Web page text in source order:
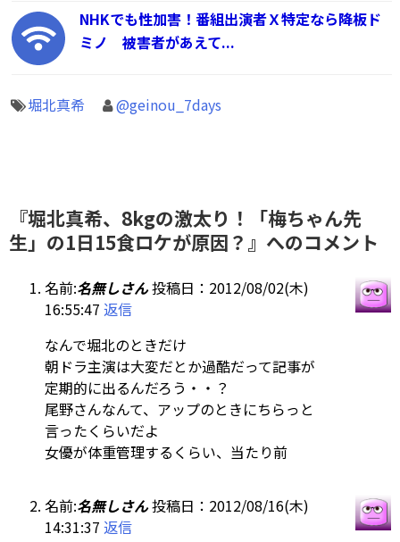
NHKでも性加害！番組出演者Ｘ特定なら降板ド
ミノ 被害者があえて...
堀北真希 @geinou_7days
『堀北真希、8kgの激太り！「梅ちゃん先
生」の1日15食ロケが原因？』へのコメント
名前:名無しさん投稿日：2012/08/02(木)
16:55:47 返信
なんで堀北のときだけ
朝ドラ主演は大変だとか過酷だって記事が
定期的に出るんだろう・・？
尾野さんなんて、アップのときにちらっと
言ったくらいだよ
女優が体重管理するくらい、当たり前
名前:名無しさん投稿日：2012/08/16(木)
14:31:37 返信